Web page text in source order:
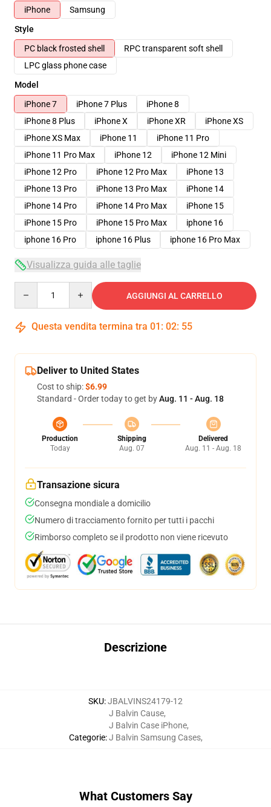
iPhone
Samsung
Style
PC black frosted shell
RPC transparent soft shell
LPC glass phone case
Model
iPhone 7
iPhone 7 Plus
iPhone 8
iPhone 8 Plus
iPhone X iPhone XR
iPhone XS
iPhone XS Max
iPhone 11
iPhone 11 Pro
iPhone 11 Pro Max
iPhone 12
iPhone 12 Mini
iPhone 12 Pro
iPhone 12 Pro Max
iPhone 13
iPhone 13 Pro
iPhone 13 Pro Max
iPhone 14
iPhone 14 Pro
iPhone 14 Pro Max
iPhone 15
iPhone 15 Pro
iPhone 15 Pro Max
iphone 16
iphone 16 Pro
iphone 16 Plus iphone 16 Pro Max
Visualizza guida alle taglie
AGGIUNGI AL CARRELLO
Questa vendita termina tra 01 : 02: 54
Deliver to United States
Cost to ship:$6.99
Standard - Order today to get byAug. 11 - Aug. 18
Production
Today
Shipping
Aug. 07
Delivered
Aug. 11 - Aug. 18
Transazione sicura
Consegna mondiale a domicilio
Numero di tracciamento fornito per tutti i pacchi
Rimborso completo se il prodotto non viene ricevuto
Descrizione
SKU:JBALVINS24179-12
Categorie:
J Balvin Cause,
J Balvin Case iPhone,
J Balvin Samsung Cases,
What Customers Say